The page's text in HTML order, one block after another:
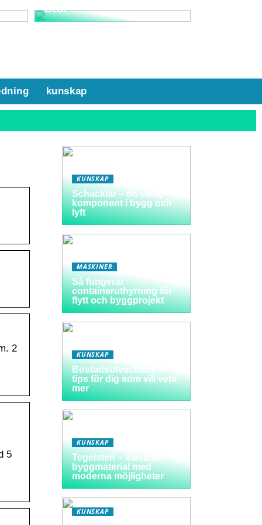
Stol
kunskap
2
5
KUNSKAP
Schacklar – en viktig
komponent i bygg och
lyft
MASKINER
Så fungerar
containeruthyrning för
flytt och byggprojekt
KUNSKAP
Bostadsutvecklare –
tips för dig som vill veta
mer
KUNSKAP
Tegelsten – klassisk
byggmaterial med
moderna möjligheter
KUNSKAP